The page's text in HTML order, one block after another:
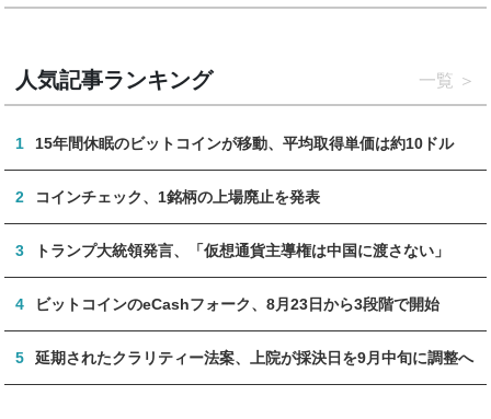
人気記事ランキング 一覧
1 15年間休眠のビットコインが移動、平均取得単価は約10ドル
2 コインチェック、1銘柄の上場廃止を発表
3 トランプ大統領発言、「仮想通貨主導権は中国に渡さない」
4 ビットコインのeCashフォーク、8月23日から3段階で開始
5 延期されたクラリティー法案、上院が採決日を9月中旬に調整へ